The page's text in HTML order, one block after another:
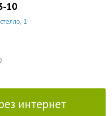
10
1
интернет